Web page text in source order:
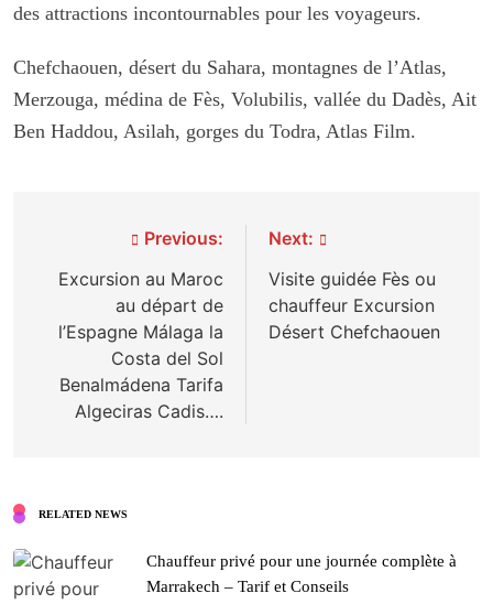
des attractions incontournables pour les voyageurs.
Chefchaouen, désert du Sahara, montagnes de l’Atlas,
Merzouga, médina de Fès, Volubilis, vallée du Dadès, Ait
Ben Haddou, Asilah, gorges du Todra, Atlas Film.
Navigation
de
l’article
Previous:
Excursion au Maroc
au départ de
l’Espagne Málaga la
Costa del Sol
Benalmádena Tarifa
Algeciras Cadis….
Next:
Visite guidée Fès ou
chauffeur Excursion
Désert Chefchaouen
RELATED NEWS
Chauffeur privé pour une journée complète à
Marrakech – Tarif et Conseils